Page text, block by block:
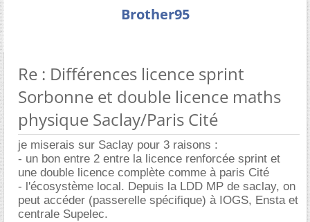
Brother95
Re : Différences licence sprint
Sorbonne et double licence maths
physique Saclay/Paris Cité
je miserais sur Saclay pour 3 raisons :
- un bon entre 2 entre la licence renforcée sprint et
une double licence complète comme à paris Cité
- l'écosystème local. Depuis la LDD MP de saclay, on
peut accéder (passerelle spécifique) à IOGS, Ensta et
centrale Supelec.